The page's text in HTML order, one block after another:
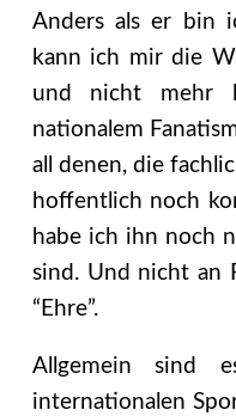
Anders als er bin
kann ich mir die
und nicht mehr
nationalem
all denen, die
hoffentlich noch
habe ich ihn noch
sind. Und nicht an
“Ehre”.
Allgemein sind
internationalen